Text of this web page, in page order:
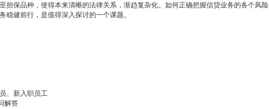
担保品种，使得本来清晰的法律关系，渐趋复杂化。如何正确把握信贷业务的各个风险
稳健前行，是值得深入探讨的一个课题。
、新入职员工
解答